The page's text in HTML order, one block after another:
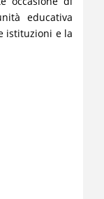
educativa
istituzioni e la